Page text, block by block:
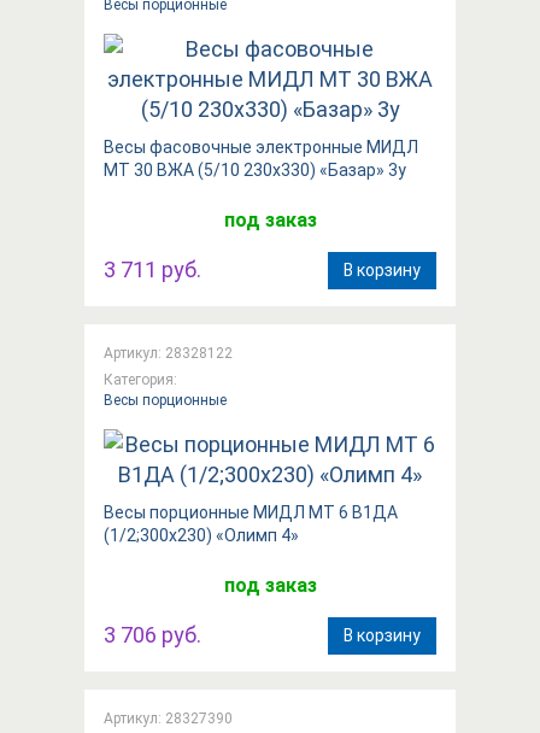
Весы порционные
Весы фасовочные электронные МИДЛ
МТ 30 ВЖА (5/10 230х330) «Базар» 3у
под заказ
3 711 руб. В корзину
Артикул: 28328122
Категория:
Весы порционные
Весы порционные МИДЛ МТ 6 В1ДА
(1/2;300х230) «Олимп 4»
под заказ
3 706 руб. В корзину
Артикул: 28327390